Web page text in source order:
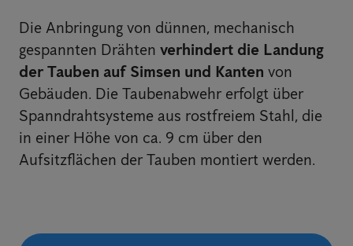
Die Anbringung von dünnen, mechanisch
gespannten Drähten verhindert die Landung
der Tauben auf Simsen und Kanten von
Gebäuden. Die Taubenabwehr erfolgt über
Spanndrahtsysteme aus rostfreiem Stahl, die
in einer Höhe von ca. 9 cm über den
Aufsitzflächen der Tauben montiert werden.